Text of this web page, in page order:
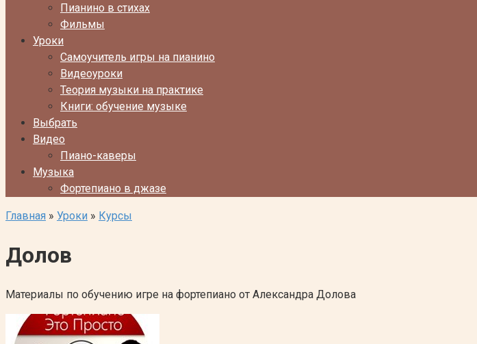
Пианино в стихах
Фильмы
Уроки
Самоучитель игры на пианино
Видеоуроки
Теория музыки на практике
Книги: обучение музыке
Выбрать
Видео
Пиано-каверы
Музыка
Фортепиано в джазе
Главная » Уроки » Курсы
Долов
Материалы по обучению игре на фортепиано от Александра Долова